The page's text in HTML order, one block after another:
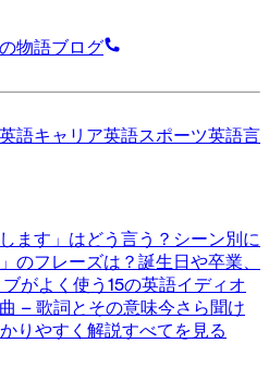
物語ブログ
語キャリア英語スポーツ英語言
ます」はどう言う？シーン別に
のフレーズは？誕生日や卒業、
がよく使う15の英語イディオ
– 歌詞とその意味今さら聞け
りやすく解説すべてを見る